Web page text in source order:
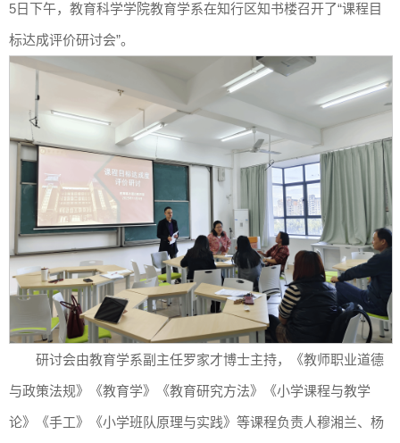
5日下午，教育科学学院教育学系在知行区知书楼召开了“课程目
标达成评价研讨会”。
研讨会由教育学系副主任罗家才博士主持，《教师职业道德
与政策法规》《教育学》《教育研究方法》《小学课程与教学
论》《手工》《小学班队原理与实践》等课程负责人穆湘兰、杨